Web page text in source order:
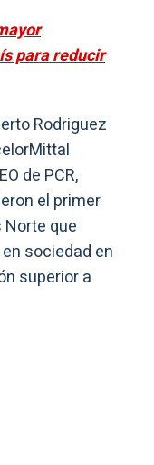
para reducir
Rodriguez
de PCR,
el primer
Norte que
sociedad en
superior a